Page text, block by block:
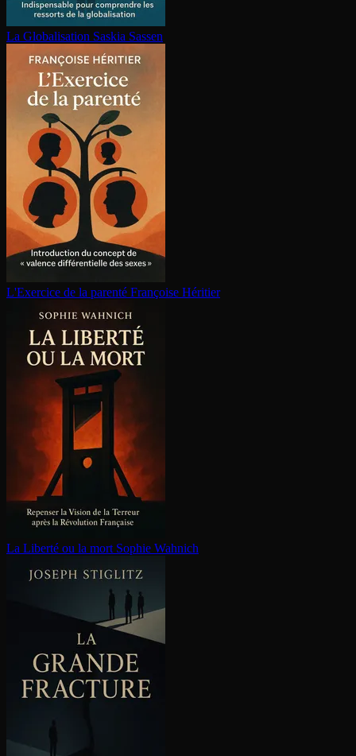
La Glo­ba­li­sa­tion Saskia Sassen
L'Exercice de la parenté Françoise Héritier
La Liberté ou la mort Sophie Wahnich